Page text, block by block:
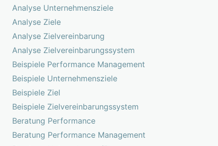
Analyse Unternehmensziele
Analyse Ziele
Analyse Zielvereinbarung
Analyse Zielvereinbarungssystem
Beispiele Performance Management
Beispiele Unternehmensziele
Beispiele Ziel
Beispiele Zielvereinbarungssystem
Beratung Performance
Beratung Performance Management